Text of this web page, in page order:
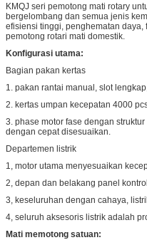
KMQJ seri pemotong mati rotary
bergelombang dan semua jenis
efisiensi tinggi, penghematan
pemotong rotari mati domestik.
Konfigurasi utama:
Bagian pakan kertas
1. pakan rantai manual, slot
2. kertas umpan kecepatan 4000
3. phase motor fase dengan
dengan cepat disesuaikan.
Departemen listrik
1, motor utama menyesuaikan
2, depan dan belakang panel
3, keseluruhan dengan cahaya,
4, seluruh aksesoris listrik adalah
Mati memotong satuan: